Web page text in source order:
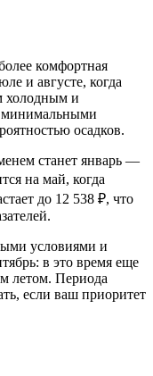
комфортная
и августе, когда
холодным и
минимальными
осадков.
станет январь —
на май, когда
до 12 538 ₽, что
условиями и
в это время еще
летом. Периода
если ваш приоритет